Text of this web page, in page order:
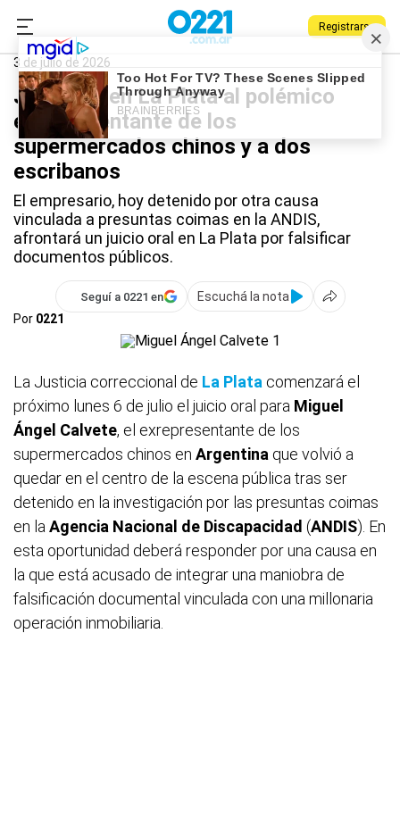
Registrarse
0221.com.ar
La Plata
3 de julio de 2026
Juzgarán en La Plata al polémico
exrepresentante de los
supermercados chinos y a dos
escribanos
El empresario, hoy detenido por otra causa
vinculada a presuntas coimas en la ANDIS,
afrontará un juicio oral en La Plata por falsificar
documentos públicos.
Seguí a 0221 en
Escuchá la nota
Por 0221
La Justicia correccional de La Plata comenzará el
próximo lunes 6 de julio el juicio oral para Miguel
Ángel Calvete, el exrepresentante de los
supermercados chinos en Argentina que volvió a
quedar en el centro de la escena pública tras ser
detenido en la investigación por las presuntas coimas
en la Agencia Nacional de Discapacidad (ANDIS). En
esta oportunidad deberá responder por una causa en
la que está acusado de integrar una maniobra de
falsificación documental vinculada con una millonaria
operación inmobiliaria.